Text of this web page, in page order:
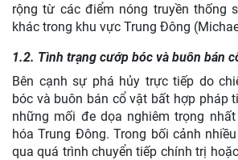
rộng từ các điểm nóng truyền thống
khác trong khu vực Trung Đông
1.2. Tình trạng cướp bóc và buôn bán
Bên cạnh sự phá hủy trực tiếp do
bóc và buôn bán cổ vật bất hợp pháp
những mối đe dọa nghiêm trọng
hóa Trung Đông. Trong bối cảnh
qua quá trình chuyển tiếp chính trị